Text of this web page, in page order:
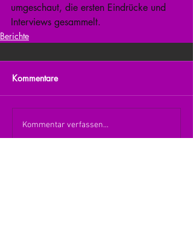
umgeschaut, die ersten Eindrücke und
Interviews gesammelt.
Berichte
Kommentare
Kommentar verfassen...